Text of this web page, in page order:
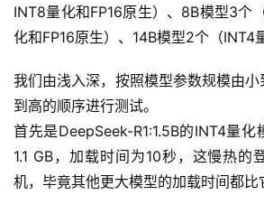
INT8量化和FP16原生）、8B模型3个
化和FP16原生）、14B模型2个（INT4
我们由浅入深，按照模型参数规模由
到高的顺序进行测试。
首先是DeepSeek-R1:1.5B的INT4量
1.1 GB，加载时间为10秒，这慢热的
机，毕竟其他更大模型的加载时间都比